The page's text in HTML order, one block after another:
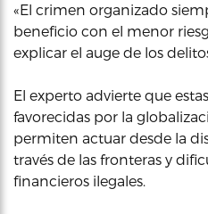
«El crimen organizado
beneficio con el menor
explicar el auge de los
El experto advierte que
favorecidas por la
permiten actuar desde la
través de las fronteras y
financieros ilegales.